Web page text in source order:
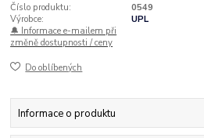
Číslo produktu:
0549
Výrobce:
UPL
🔔 Informace e-mailem při
změně dostupnosti / ceny
Do oblíbených
Informace o produktu